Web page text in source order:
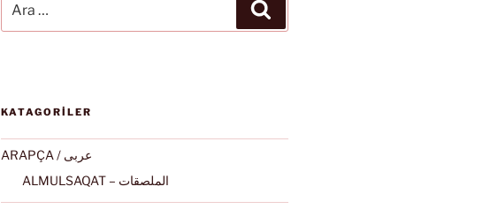
KATAGORİLER
ARAPÇA / عربى
ALMULSAQAT – الملصقات